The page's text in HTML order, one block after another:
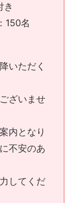
き
150名
いただく
ざいませ
内となり
不安のあ
してくだ